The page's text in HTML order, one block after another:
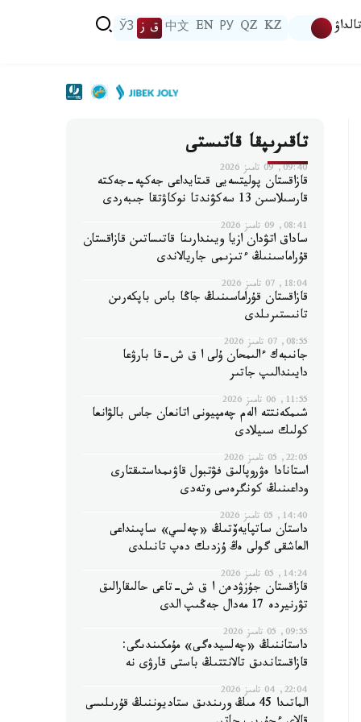
تالداۋ KZ
QZ
РУ
EN
中文 ق ز ЎЗ
تاقىرىپقا قاتىستى
09:40, 09 تامىز 2026
قازاقستان پوليتسەيى قىتايداعى جەكپە-جەكتە
قارسىلاسىن 13 سەكۋندتا نوكاۋتقا جىبەردى
08:41, 09 تامىز 2026
ساداق اتۋدان ازيا ويىندارىنا قاتىساتىن قازاقستان
قۇراماسىنىڭ ءتىزىمى جاريالاندى
18:04, 07 تامىز 2026
قازاقستان قۇراماسىنىڭ جاڭا باس باپكەرىن
تانىستىرىلدى
08:55, 07 تامىز 2026
جانىبەك ءالىمحان ۇلى ا ق ش-قا بارۋعا
دايىندالىپ جاتىر
11:55, 06 تامىز 2026
شىمكەنتتە الەم چەمپيونى اتانعان جاس بالۋانعا
كولىك سىيلادى
22:05, 05 تامىز 2026
استانادا ەۋروپالىق فۋتبول قاۋىمداستىقتارى
وداعىنىڭ كونگرەسى وتەدى
14:40, 05 تامىز 2026
داستان ساتپايەۆتىڭ «چەلسي» ساپىنداعى
العاشقى گولى ەڭ ۇزدىك دەپ تانىلدى
14:24, 05 تامىز 2026
قازاقستان جۇزۋدەن ا ق ش-تاعى حالىقارالىق
تۋرنيردە 17 مەدال جەڭىپ الدى
09:55, 05 تامىز 2026
داستاننىڭ «چەلسيدەگى» مۇمكىندىگى:
قازاقستاندىق تالانتتىڭ باستى قارۋى نە
22:04, 04 تامىز 2026
الماتىدا 45 مىڭ ورىندىق ستاديوننىڭ قۇرىلىسى